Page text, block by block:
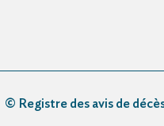
© Registre des avis de